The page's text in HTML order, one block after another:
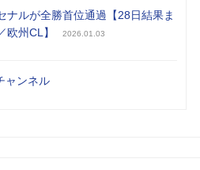
ナルが全勝首位通過【28日結果ま
欧州CL】
2026.01.03